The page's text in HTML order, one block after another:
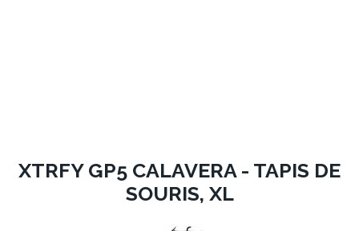
XTRFY GP5 CALAVERA - TAPIS DE
SOURIS, XL